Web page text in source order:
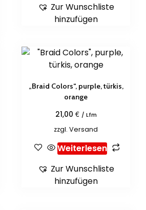
Zur Wunschliste
hinzufügen
„Braid Colors“, purple, türkis,
orange
21,00 € / Lfm
zzgl.Versand
Weiterlesen
Zur Wunschliste
hinzufügen